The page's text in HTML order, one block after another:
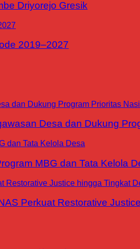
Driyorejo Gresik
2019–2027
Desa dan Dukung
MBG dan Tata Kelola
Perkuat Restorative